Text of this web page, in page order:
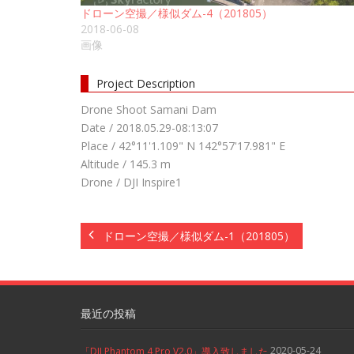
ドローン空撮／様似ダム-4（201805）
2018-06-08
画像
Project Description
Drone Shoot Samani Dam
Date / 2018.05.29-08:13:07
Place / 42°11'1.109" N 142°57'17.981" E
Altitude / 145.3 m
Drone / DJI Inspire1
ドローン空撮／様似ダム-1（201805）
最近の投稿
「DJI Phantom 4 Pro V2.0」導入致しました 2020-05-24